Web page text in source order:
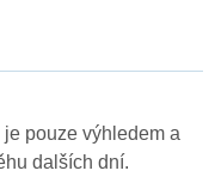
pouze výhledem a
dalších dní.